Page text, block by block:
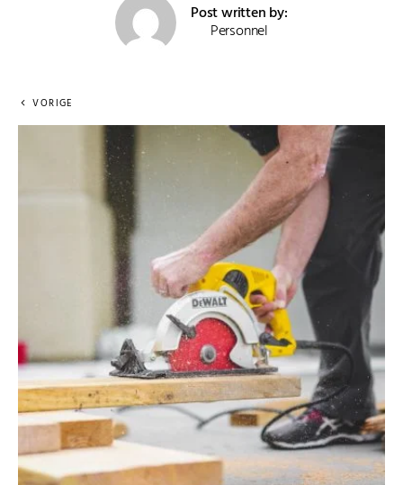
Post written by:
Personnel
VORIGE